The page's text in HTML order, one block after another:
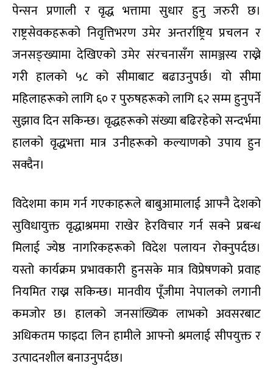
पेन्सन प्रणाली र वृद्ध भत्तामा सुधार हुनु जरुरी छ।
राष्ट्रसेवकहरूको निवृत्तिभरण उमेर अन्तर्राष्ट्रिय प्रचलन र
जनसङ्ख्यामा देखिएको उमेर संरचनासँग सामञ्जस्य राख्ने
गरी हालको ५८ को सीमाबाट बढाउनुपर्छ। यो सीमा
महिलाहरूको लागि ६० र पुरुषहरूको लागि ६२ सम्म हुनुपर्ने
सुझाव दिन सकिन्छ। वृद्धहरूको संख्या बढिरहेको सन्दर्भमा
हालको वृद्धभत्ता मात्र उनीहरूको कल्याणको उपाय हुन
सक्दैन।
विदेशमा काम गर्न गएकाहरूले बाबुआमालाई आफ्नै देशको
सुविधायुक्त वृद्धाश्रममा राखेर हेरविचार गर्न सक्ने प्रबन्ध
मिलाई ज्येष्ठ नागरिकहरूको विदेश पलायन रोक्नुपर्दछ।
यस्तो कार्यक्रम प्रभावकारी हुनसके मात्र विप्रेषणको प्रवाह
नियमित राख्न सकिन्छ। मानवीय पूँजीमा नेपालको लगानी
कमजोर छ। हालको जनसांख्यिक लाभको अवसरबाट
अधिकतम फाइदा लिन हामीले आफ्नो श्रमलाई सीपयुक्त र
उत्पादनशील बनाउनुपर्दछ।